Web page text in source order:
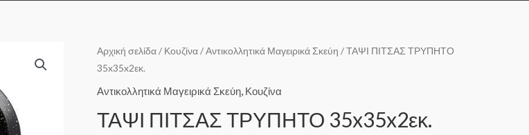
Αρχική σελίδα/ Κουζίνα/Αντικολλητικά Μαγειρικά Σκεύη / ΤΑΨΙ ΠΙΤΣΑΣ ΤΡΥΠΗΤΟ
35x35x2εκ.
Αντικολλητικά Μαγειρικά Σκεύη, Κουζίνα
ΤΑΨΙ ΠΙΤΣΑΣ ΤΡΥΠΗΤΟ 35x35x2εκ.